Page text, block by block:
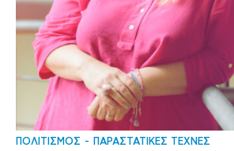
ΠΟΛΙΤΙΣΜΟΣ ΠΑΡΑΣΤΑΤΙΚΕΣ ΤΕΧΝΕΣ